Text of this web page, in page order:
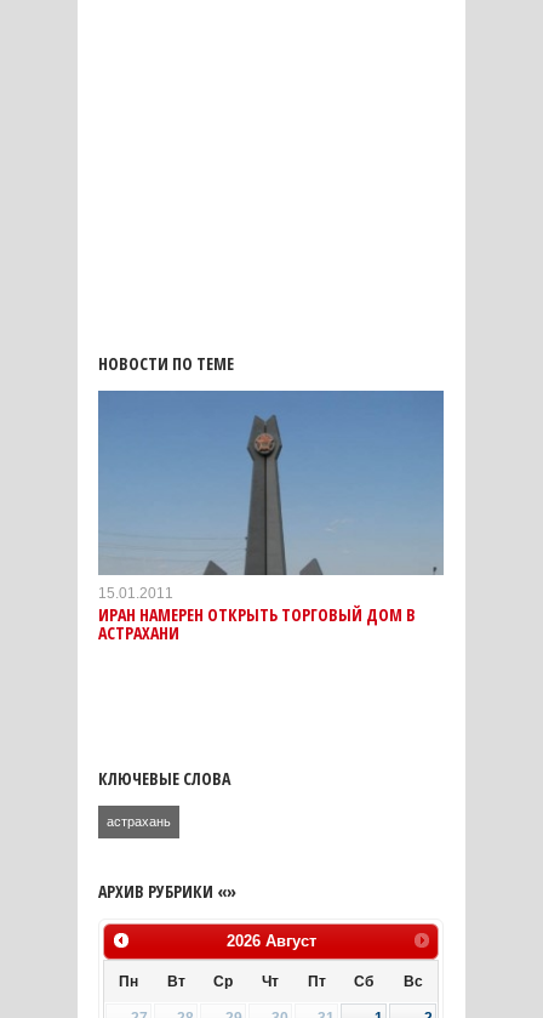
НОВОСТИ ПО ТЕМЕ
15.01.2011
ИРАН НАМЕРЕН ОТКРЫТЬ ТОРГОВЫЙ ДОМ В
АСТРАХАНИ
КЛЮЧЕВЫЕ СЛОВА
астрахань
АРХИВ РУБРИКИ «»
2026 Август
Пн Вт Ср Чт Пт Сб Вс